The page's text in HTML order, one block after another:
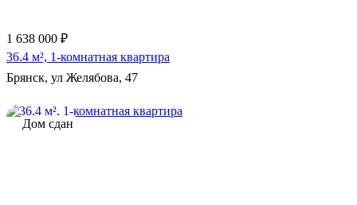
1 638 000 ₽
36.4 м², 1-комнатная квартира
Брянск, ул Желябова, 47
Дом сдан